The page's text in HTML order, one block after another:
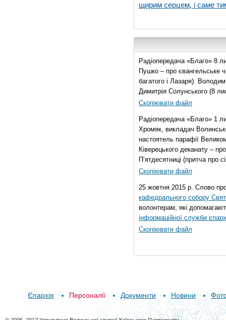
щирим серцем, і саме
Радіопередача «Благо» 8
Пушко – про євангельське
багатого і Лазаря).
Димитрія Солунського (8
Скопіювати файл
Радіопередача «Благо» 1
Хромяк, викладач
настоятель парафії
Ківерецького деканату –
П’ятдесятниці (притча про
Скопіювати файл
25 жовтня 2015 р. Слово
кафедрального собору
волонтерам, які
інформаційної служби
Скопіювати файл
Єпархія Персоналії Документи Новини